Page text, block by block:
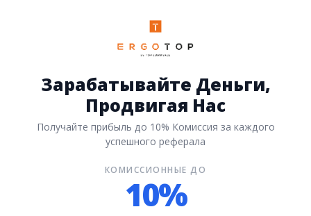
Зарабатывайте Деньги,
Продвигая Нас
Получайте прибыль до 10% Комиссия за каждого
успешного реферала
КОМИССИОННЫЕ ДО
10%